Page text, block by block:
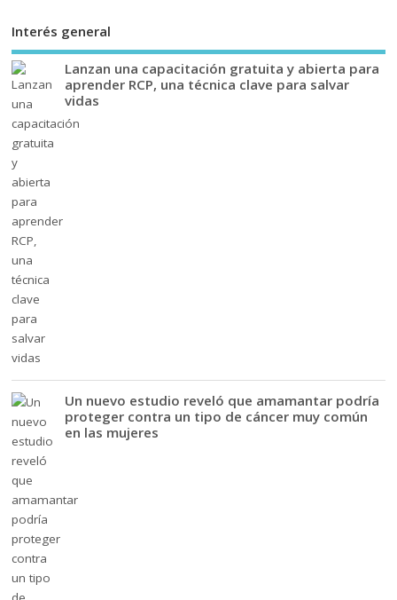
Interés general
Lanzan una capacitación gratuita y abierta para
aprender RCP, una técnica clave para salvar
vidas
Un nuevo estudio reveló que amamantar podría
proteger contra un tipo de cáncer muy común
en las mujeres